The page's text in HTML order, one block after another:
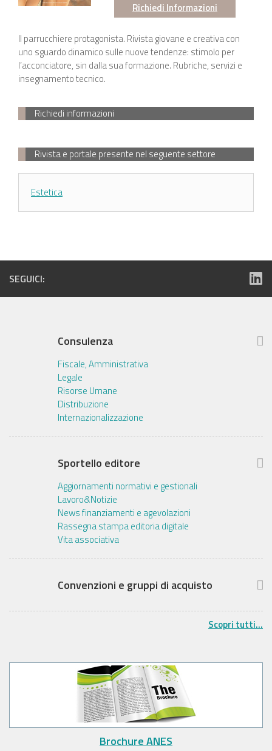
Richiedi Informazioni
Il parrucchiere protagonista. Rivista giovane e creativa con
uno sguardo dinamico sulle nuove tendenze: stimolo per
l’acconciatore, sin dalla sua formazione. Rubriche, servizi e
insegnamento tecnico.
Richiedi informazioni
Rivista e portale presente nel seguente settore
Estetica
SEGUICI:
Consulenza
Fiscale, Amministrativa
Legale
Risorse Umane
Distribuzione
Internazionalizzazione
Sportello editore
Aggiornamenti normativi e gestionali
Lavoro&Notizie
News finanziamenti e agevolazioni
Rassegna stampa editoria digitale
Vita associativa
Convenzioni e gruppi di acquisto
Scopri tutti...
Brochure ANES